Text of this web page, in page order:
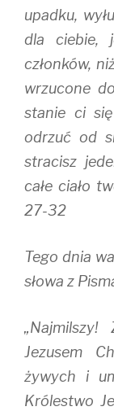
upadku,
dla ciebie,
członków,
wrzucone
stanie ci
odrzuć od
stracisz
całe ciało
27-32
Tego dnia
słowa z
Jezusem
żywych i
Królestwo